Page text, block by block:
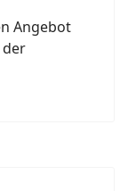
Angebot
der